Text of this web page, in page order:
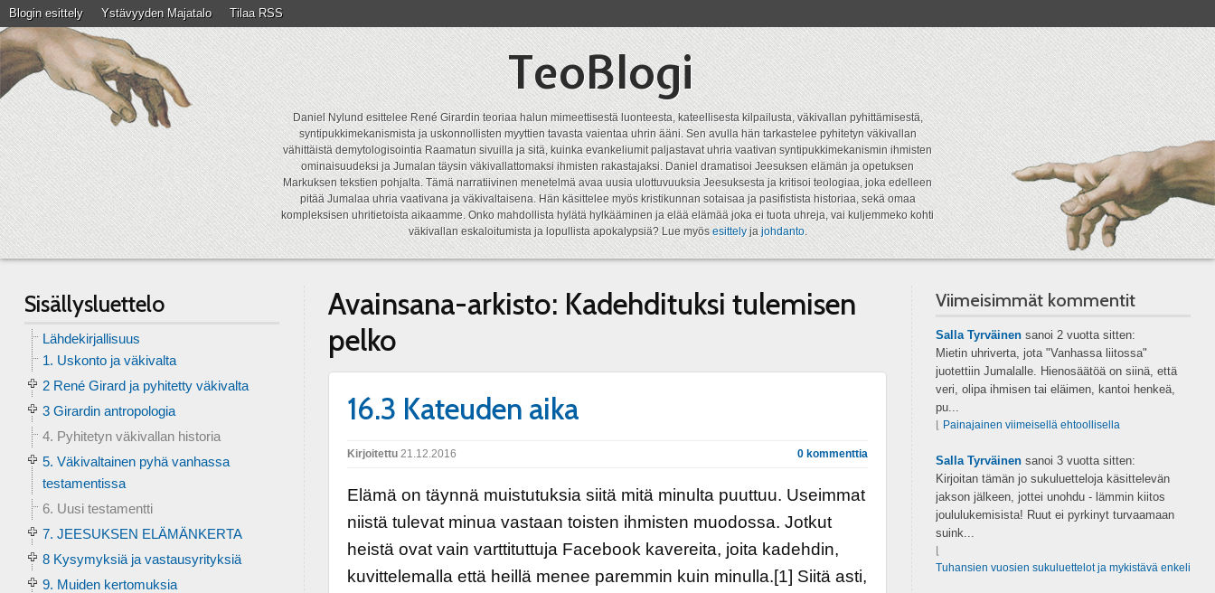
Blogin esittely Ystävyyden Majatalo Tilaa RSS
TeoBlogi
Daniel Nylund esittelee René Girardin teoriaa halun mimeettisestä luonteesta, kateellisesta kilpailusta, väkivallan pyhittämisestä,
syntipukkimekanismista ja uskonnollisten myyttien tavasta vaientaa uhrin ääni. Sen avulla hän tarkastelee pyhitetyn väkivallan
vähittäistä demytologisointia Raamatun sivuilla ja sitä, kuinka evankeliumit paljastavat uhria vaativan syntipukkimekanismin ihmisten
ominaisuudeksi ja Jumalan täysin väkivallattomaksi ihmisten rakastajaksi. Daniel dramatisoi Jeesuksen elämän ja opetuksen
Markuksen tekstien pohjalta. Tämä narratiivinen menetelmä avaa uusia ulottuvuuksia Jeesuksesta ja kritisoi teologiaa, joka edelleen
pitää Jumalaa uhria vaativana ja väkivaltaisena. Hän käsittelee myös kristikunnan sotaisaa ja pasifistista historiaa, sekä omaa
kompleksisen uhritietoista aikaamme. Onko mahdollista hylätä hylkääminen ja elää elämää joka ei tuota uhreja, vai kuljemmeko kohti
väkivallan eskaloitumista ja lopullista apokalypsiä? Lue myösesittelyjajohdanto.
Avainsana-arkisto: Kadehdituksi tulemisen
pelko
16.3 Kateuden aika
Kirjoitettu21.12.2016 0 kommenttia
Elämä on täynnä muistutuksia siitä mitä minulta puuttuu. Useimmat
niistä tulevat minua vastaan toisten ihmisten muodossa. Jotkut
heistä ovat vain varttituttuja Facebook kavereita, joita kadehdin,
kuvittelemalla että heillä menee paremmin kuin minulla.[1] Siitä asti,
Sisällysluettelo
Lähdekirjallisuus
1. Uskonto ja väkivalta
2 René Girard ja pyhitetty väkivalta
3 Girardin antropologia
4. Pyhitetyn väkivallan historia
5. Väkivaltainen pyhä vanhassa
testamentissa
6. Uusi testamentti
7. JEESUKSEN ELÄMÄNKERTA
8 Kysymyksiä ja vastausyrityksiä
9. Muiden kertomuksia
Viimeisimmät kommentit
Salla Tyrväinensanoi 2 vuotta sitten:
Mietin uhriverta, jota "Vanhassa liitossa"
juotettiin Jumalalle. Hienosäätöä on siinä, että
veri, olipa ihmisen tai eläimen, kantoi henkeä,
pu...
Painajainen viimeisellä ehtoollisella
Salla Tyrväinensanoi 3 vuotta sitten:
Kirjoitan tämän jo sukuluetteloja käsittelevän
jakson jälkeen, jottei unohdu - lämmin kiitos
joululukemisista! Ruut ei pyrkinyt turvaamaan
suink...
Tuhansien vuosien sukuluettelot ja mykistävä enkeli